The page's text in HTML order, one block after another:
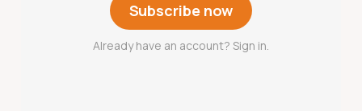
Subscribe now
Already have an account? Sign in.